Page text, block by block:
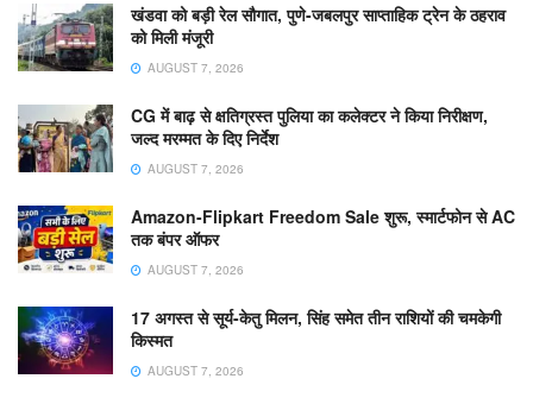
खंडवा को बड़ी रेल सौगात, पुणे-जबलपुर साप्ताहिक ट्रेन के ठहराव
को मिली मंजूरी
AUGUST 7, 2026
CG में बाढ़ से क्षतिग्रस्त पुलिया का कलेक्टर ने किया निरीक्षण,
जल्द मरम्मत के दिए निर्देश
AUGUST 7, 2026
Amazon-Flipkart Freedom Sale शुरू, स्मार्टफोन से AC
तक बंपर ऑफर
AUGUST 7, 2026
17 अगस्त से सूर्य-केतु मिलन, सिंह समेत तीन राशियों की चमकेगी
किस्मत
AUGUST 7, 2026